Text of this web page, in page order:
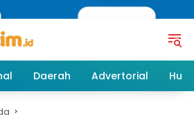
Daerah Advertorial